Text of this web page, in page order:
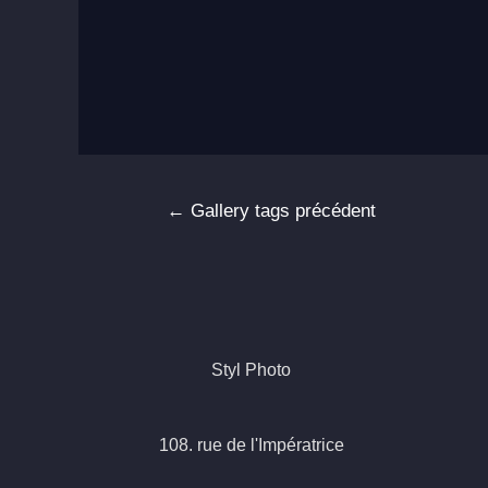
Navigation
← Gallery tags précédent
Styl Photo
108. rue de l'Impératrice